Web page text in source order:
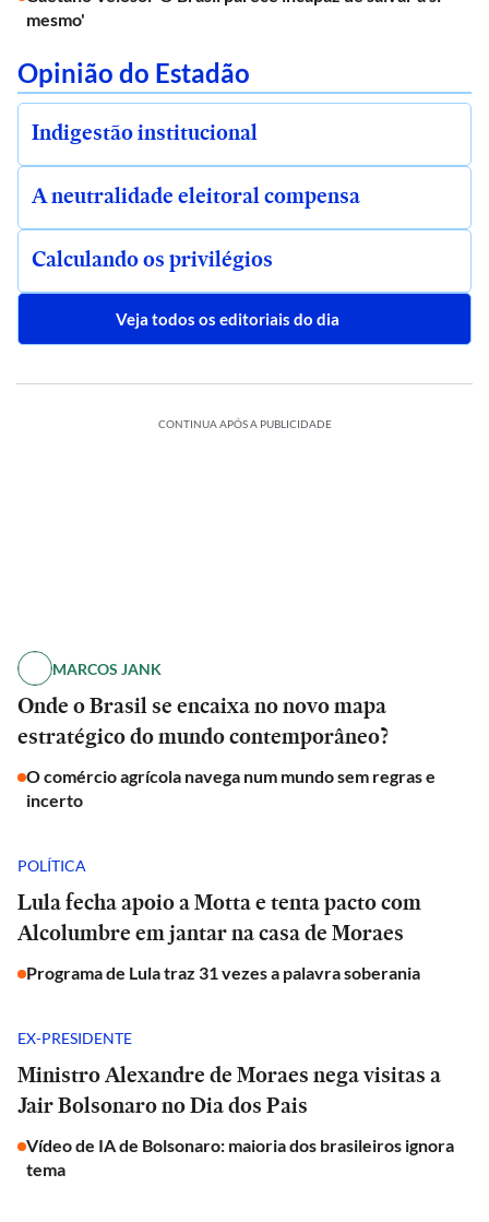
mesmo'
Opinião do Estadão
Indigestão institucional
A neutralidade eleitoral compensa
Calculando os privilégios
Veja todos os editoriais do dia
CONTINUA APÓS A PUBLICIDADE
MARCOS JANK
Onde o Brasil se encaixa no novo mapa
estratégico do mundo contemporâneo?
O comércio agrícola navega num mundo sem regras e
incerto
POLÍTICA
Lula fecha apoio a Motta e tenta pacto com
Alcolumbre em jantar na casa de Moraes
Programa de Lula traz 31 vezes a palavra soberania
EX-PRESIDENTE
Ministro Alexandre de Moraes nega visitas a
Jair Bolsonaro no Dia dos Pais
Vídeo de IA de Bolsonaro: maioria dos brasileiros ignora
tema